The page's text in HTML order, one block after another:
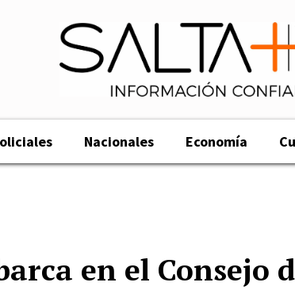
Nacionales Economía
en el Consejo